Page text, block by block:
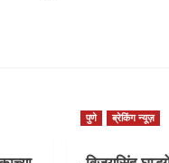
पुणे ब्रेकिंग न्यूज़